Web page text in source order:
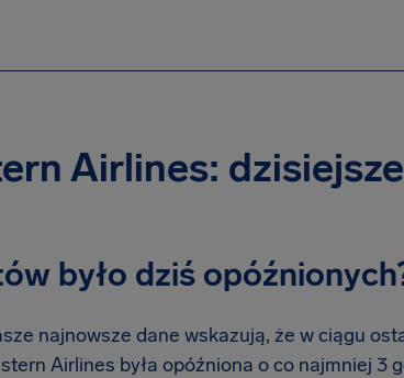
Airlines:
było dziś
najnowsze dane wskazują, że w ciągu
Airlines była opóźniona o co najmniej 3